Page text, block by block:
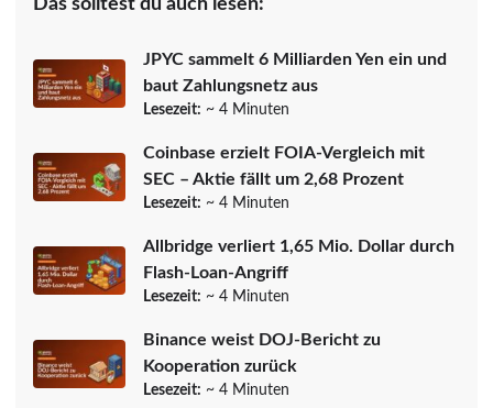
Das solltest du auch lesen:
JPYC sammelt 6 Milliarden Yen ein und
baut Zahlungsnetz aus
Lesezeit: ~ 4 Minuten
Coinbase erzielt FOIA-Vergleich mit
SEC – Aktie fällt um 2,68 Prozent
Lesezeit: ~ 4 Minuten
Allbridge verliert 1,65 Mio. Dollar durch
Flash-Loan-Angriff
Lesezeit: ~ 4 Minuten
Binance weist DOJ-Bericht zu
Kooperation zurück
Lesezeit: ~ 4 Minuten